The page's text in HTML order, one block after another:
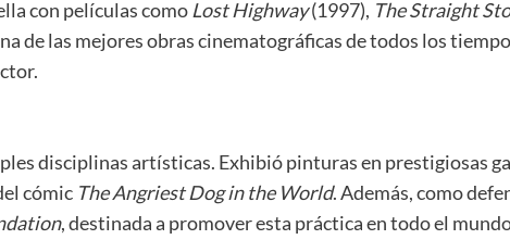
con películas como Lost Highway(1997), The Straight
de las mejores obras cinematográficas de todos los
disciplinas artísticas. Exhibió pinturas en prestigiosas
cómic The Angriest Dog in the World. Además, como
, destinada a promover esta práctica en todo el